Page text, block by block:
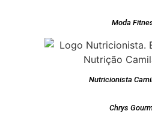
Moda
Nutricionista
Chrys